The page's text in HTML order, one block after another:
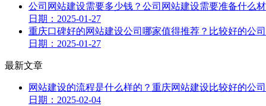
公司网站建设需要多少钱？公司网站建设需要准备什么
日期：2025-01-27
重庆口碑好的网站建设公司哪家值得推荐？比较好的公
日期：2025-01-27
最新文章
网站建设的流程是什么样的？重庆网站建设比较好的公
日期：2025-02-04